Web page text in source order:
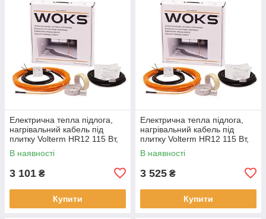
Електрична тепла підлога,
нагрівальний кабель під
плитку Volterm HR12 115 Вт,
9,5 м
В наявності
3 101 ₴
Купити
Електрична тепла підлога,
нагрівальний кабель під
плитку Volterm HR12 115 Вт,
9,5 м
В наявності
3 525 ₴
Купити